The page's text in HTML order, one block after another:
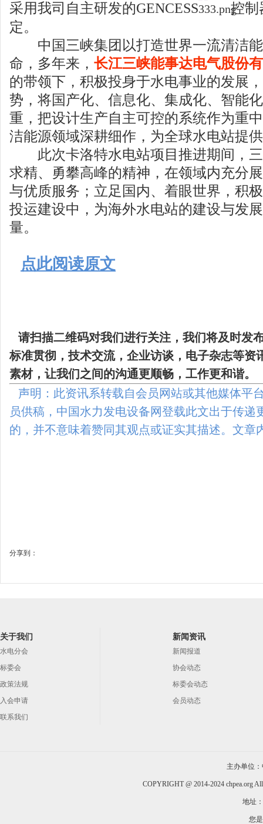
采用我司自主研发的GENCESS
控制
定。
中国三峡集团以打造世界一流清洁能
命，多年来， 长江三峡能事达电气股份
的带领下，积极投身于水电事业的发展
势，将国产化、信息化、集成化、智能
重，把设计生产自主可控的系统作为重
洁能源领域深耕细作，为全球水电站提
此次卡洛特水电站项目推进期间，三
求精、勇攀高峰的精神，在领域内充分
与优质服务；立足国内、着眼世界，积
投运建设中，为海外水电站的建设与发
量。
点此阅读原文
请扫描二维码对我们进行关注，我们将及时发
标准贯彻，技术交流，企业访谈，电子杂志等资
素材，让我们之间的沟通更顺畅，工作更和谐。
声明：此资讯系转载自会员网站或其他媒体平
员供稿，中国水力发电设备网登载此文出于传递
的，并不意味着赞同其观点或证实其描述。文章
分享到：
关于我们
水电分会
标委会
政策法规
入会申请
联系我们
新闻资讯
新闻报道
协会动态
标委会动态
会员动态
主办单位
COPYRIGHT @ 2014-2024 chpea.org
地址
您